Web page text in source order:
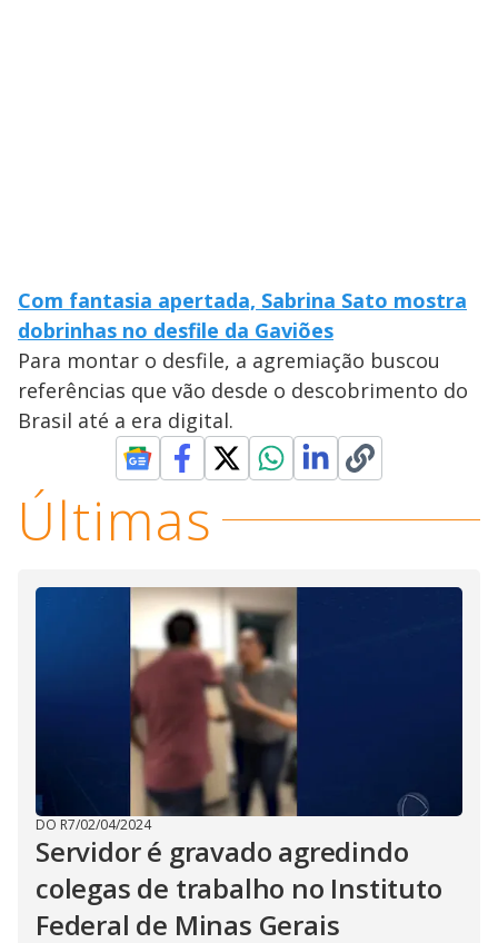
Com fantasia apertada, Sabrina Sato mostra
dobrinhas no desfile da Gaviões
Para montar o desfile, a agremiação buscou
referências que vão desde o descobrimento do
Brasil até a era digital.
Últimas
DO R7/02/04/2024
Servidor é gravado agredindo
colegas de trabalho no Instituto
Federal de Minas Gerais